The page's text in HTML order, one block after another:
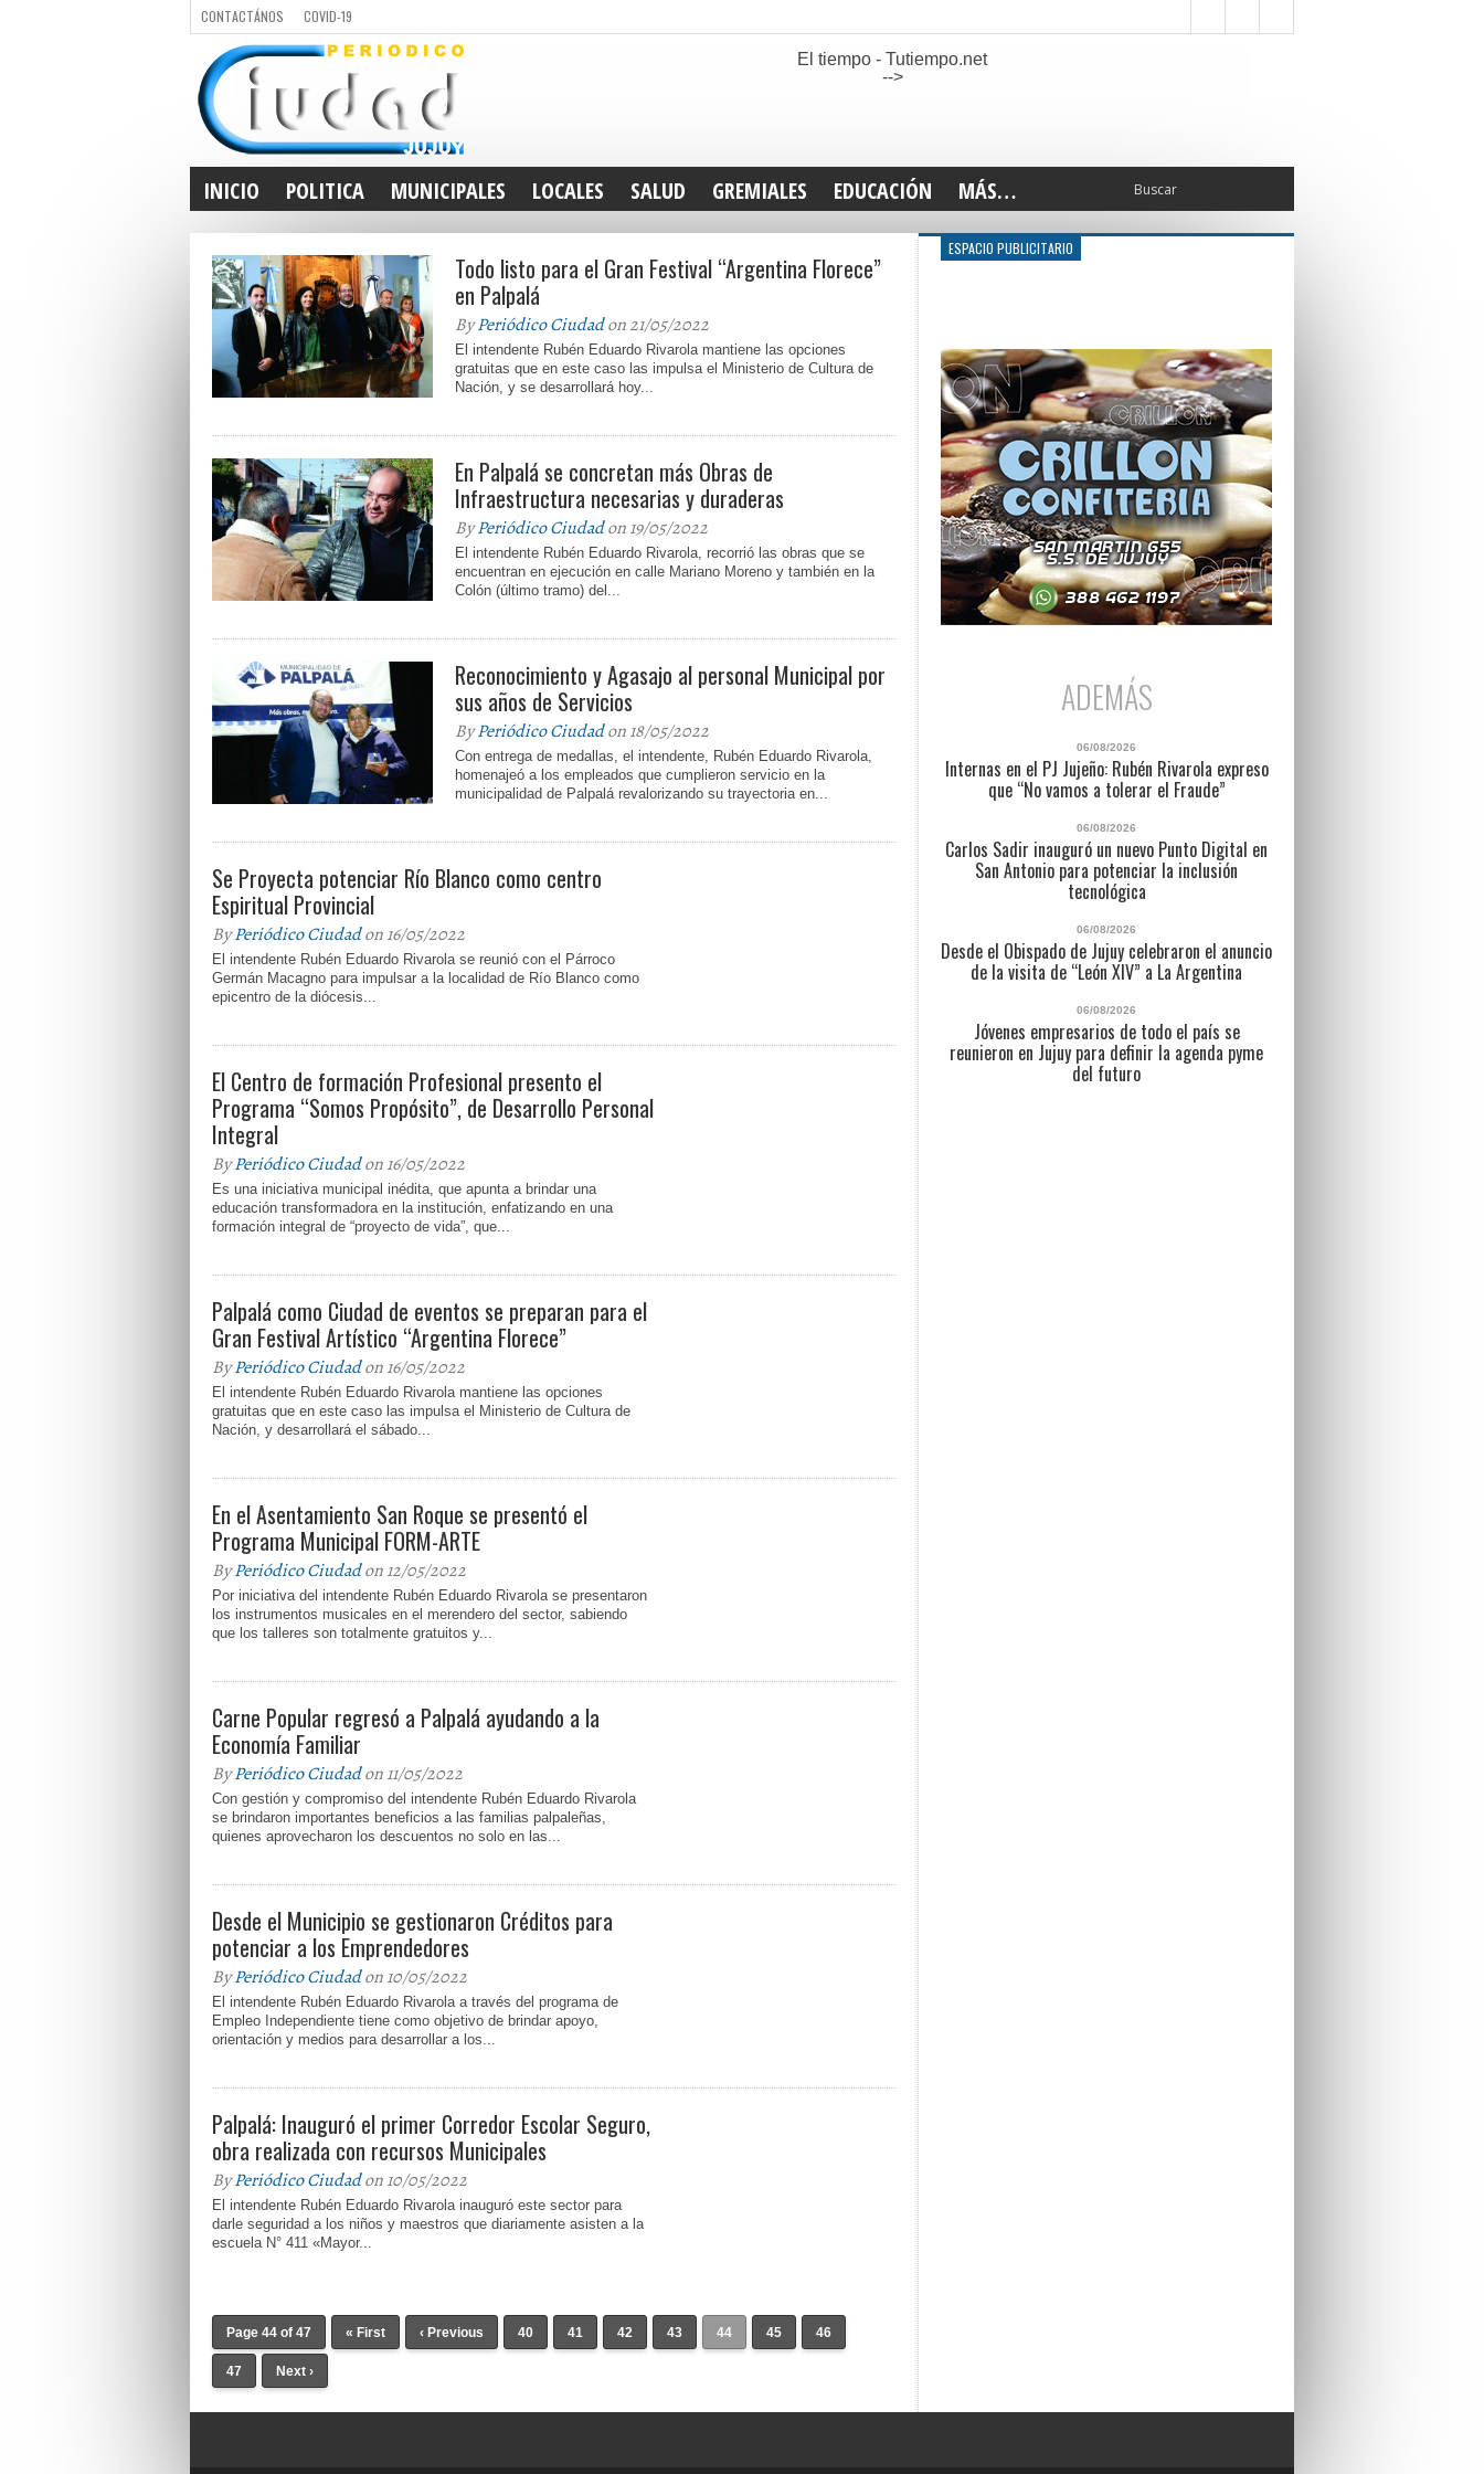
CONTACTÁNOS COVID-19
El tiempo - Tutiempo.net
-->
INICIO POLITICA MUNICIPALES LOCALES SALUD GREMIALES EDUCACIÓN MÁS…
INTERIOR
TURISMO
CULTURA
GENERAL
Todo listo para el Gran Festival “Argentina Florece”
en Palpalá
ByPeriódico Ciudadon 21/05/2022
El intendente Rubén Eduardo Rivarola mantiene las opciones
gratuitas que en este caso las impulsa el Ministerio de Cultura de
Nación, y se desarrollará hoy...
En Palpalá se concretan más Obras de
Infraestructura necesarias y duraderas
ByPeriódico Ciudadon 19/05/2022
El intendente Rubén Eduardo Rivarola, recorrió las obras que se
encuentran en ejecución en calle Mariano Moreno y también en la
Colón (último tramo) del...
Reconocimiento y Agasajo al personal Municipal por
sus años de Servicios
ByPeriódico Ciudadon 18/05/2022
Con entrega de medallas, el intendente, Rubén Eduardo Rivarola,
homenajeó a los empleados que cumplieron servicio en la
municipalidad de Palpalá revalorizando su trayectoria en...
Se Proyecta potenciar Río Blanco como centro
Espiritual Provincial
ByPeriódico Ciudadon 16/05/2022
El intendente Rubén Eduardo Rivarola se reunió con el Párroco
Germán Macagno para impulsar a la localidad de Río Blanco como
epicentro de la diócesis...
El Centro de formación Profesional presento el
Programa “Somos Propósito”, de Desarrollo Personal
Integral
ByPeriódico Ciudadon 16/05/2022
Es una iniciativa municipal inédita, que apunta a brindar una
educación transformadora en la institución, enfatizando en una
formación integral de “proyecto de vida”, que...
Palpalá como Ciudad de eventos se preparan para el
Gran Festival Artístico “Argentina Florece”
ByPeriódico Ciudadon 16/05/2022
El intendente Rubén Eduardo Rivarola mantiene las opciones
gratuitas que en este caso las impulsa el Ministerio de Cultura de
Nación, y desarrollará el sábado...
En el Asentamiento San Roque se presentó el
Programa Municipal FORM-ARTE
ByPeriódico Ciudadon 12/05/2022
Por iniciativa del intendente Rubén Eduardo Rivarola se presentaron
los instrumentos musicales en el merendero del sector, sabiendo
que los talleres son totalmente gratuitos y...
Carne Popular regresó a Palpalá ayudando a la
Economía Familiar
ByPeriódico Ciudadon 11/05/2022
Con gestión y compromiso del intendente Rubén Eduardo Rivarola
se brindaron importantes beneficios a las familias palpaleñas,
quienes aprovecharon los descuentos no solo en las...
Desde el Municipio se gestionaron Créditos para
potenciar a los Emprendedores
ByPeriódico Ciudadon 10/05/2022
El intendente Rubén Eduardo Rivarola a través del programa de
Empleo Independiente tiene como objetivo de brindar apoyo,
orientación y medios para desarrollar a los...
Palpalá: Inauguró el primer Corredor Escolar Seguro,
obra realizada con recursos Municipales
ByPeriódico Ciudadon 10/05/2022
El intendente Rubén Eduardo Rivarola inauguró este sector para
darle seguridad a los niños y maestros que diariamente asisten a la
escuela N° 411 «Mayor...
Page 44 of 47 « First ‹ Previous 40 41 42 43 44 45 46
47 Next ›
ESPACIO PUBLICITARIO
ADEMÁS
06/08/2026
Internas en el PJ Jujeño: Rubén Rivarola expreso
que “No vamos a tolerar el Fraude”
06/08/2026
Carlos Sadir inauguró un nuevo Punto Digital en
San Antonio para potenciar la inclusión
tecnológica
06/08/2026
Desde el Obispado de Jujuy celebraron el anuncio
de la visita de “León XIV” a La Argentina
06/08/2026
Jóvenes empresarios de todo el país se
reunieron en Jujuy para definir la agenda pyme
del futuro